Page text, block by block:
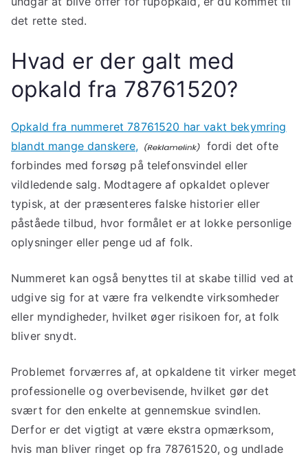
det rette sted.
Hvad er der galt med
opkald fra 78761520?
Opkald fra nummeret 78761520 har vakt bekymring
blandt mange danskere,
fordi det ofte
forbindes med forsøg på telefonsvindel eller
vildledende salg. Modtagere af opkaldet oplever
typisk, at der præsenteres falske historier eller
påståede tilbud, hvor formålet er at lokke personlige
oplysninger eller penge ud af folk.
Nummeret kan også benyttes til at skabe tillid ved at
udgive sig for at være fra velkendte virksomheder
eller myndigheder, hvilket øger risikoen for, at folk
bliver snydt.
Problemet forværres af, at opkaldene tit virker meget
professionelle og overbevisende, hvilket gør det
svært for den enkelte at gennemskue svindlen.
Derfor er det vigtigt at være ekstra opmærksom,
hvis man bliver ringet op fra 78761520, og undlade